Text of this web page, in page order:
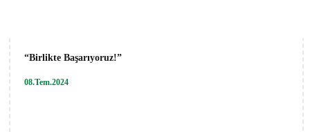
“Birlikte Başarıyoruz!”
08.Tem.2024